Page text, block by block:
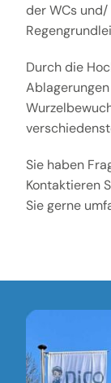
der WCs
Durch die
Sie haben
Kontaktieren
Sie gerne